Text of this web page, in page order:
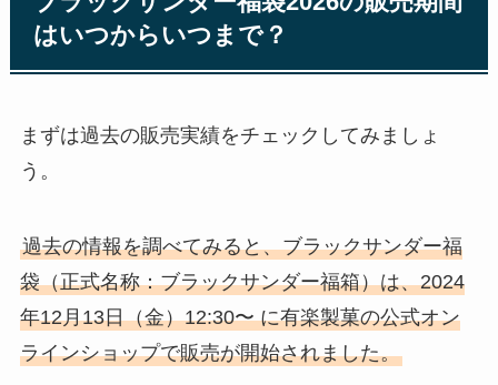
はいつからいつまで？
まずは過去の販売実績をチェックしてみましょ
う。
過去の情報を調べてみると、ブラックサンダー福
袋（正式名称：ブラックサンダー福箱）は、2024
年12月13日（金）12:30〜 に有楽製菓の公式オン
ラインショップで販売が開始されました。